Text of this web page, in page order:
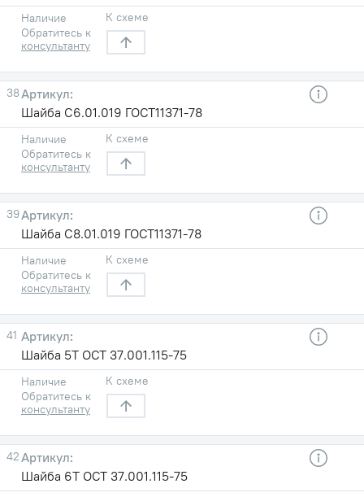
Наличие
Обратитесь к
консультанту
К схеме
38
Шайба С6.01.019 ГОСТ11371-78
Наличие
Обратитесь к
консультанту
К схеме
39
Шайба С8.01.019 ГОСТ11371-78
Наличие
Обратитесь к
консультанту
К схеме
41
Шайба 5Т ОСТ 37.001.115-75
Наличие
Обратитесь к
консультанту
К схеме
42
Шайба 6Т ОСТ 37.001.115-75